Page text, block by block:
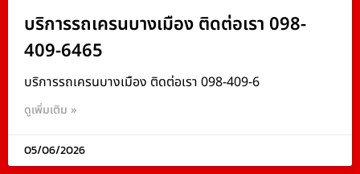
บริการรถเครนบางเมือง ติดต่อเรา 098-
409-6465
บริการรถเครนบางเมือง ติดต่อเรา 098-409-6
ดูเพิ่มเติม »
05/06/2026